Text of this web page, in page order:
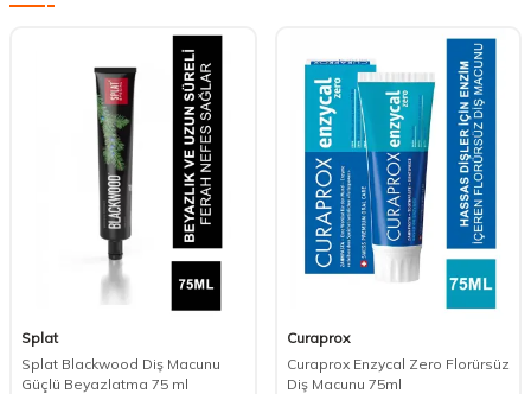
Splat
Splat Blackwood Diş Macunu
Güçlü Beyazlatma 75 ml
Curaprox
Curaprox Enzycal Zero Florürsüz
Diş Macunu 75ml